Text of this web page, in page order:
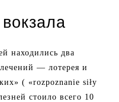
находились два
— лотерея и
( «rozpoznanie siły
стоило всего 10